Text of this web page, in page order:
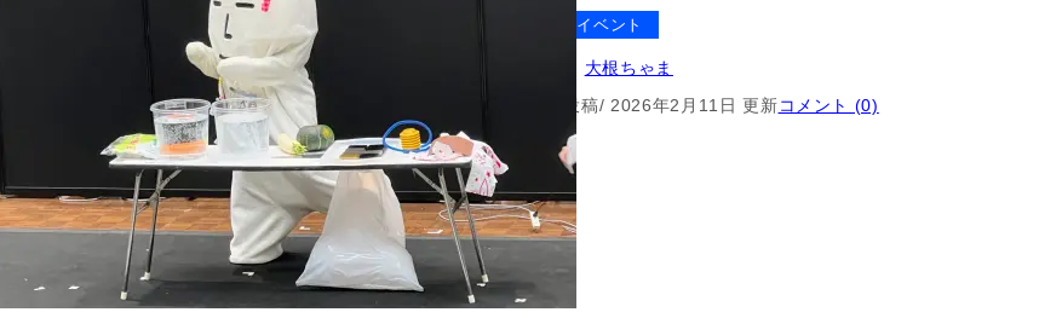
イベント
大根ちゃま
2025年7月13日 投稿/ 2026年2月11日 更新コメント (0)